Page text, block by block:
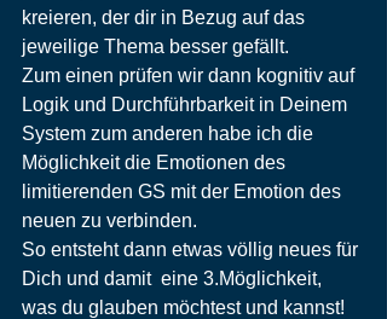
kreieren, der dir in Bezug auf das
jeweilige Thema besser gefällt.
Zum einen prüfen wir dann kognitiv auf
Logik und Durchführbarkeit in Deinem
System zum anderen habe ich die
Möglichkeit die Emotionen des
limitierenden GS mit der Emotion des
neuen zu verbinden.
So entsteht dann etwas völlig neues für
Dich und damit  eine 3.Möglichkeit,
was du glauben möchtest und kannst!